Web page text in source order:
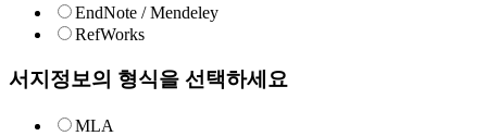
EndNote / Mendeley
RefWorks
서지정보의 형식을 선택하세요
MLA